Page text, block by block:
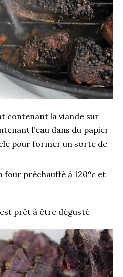
contenant la viande sur
l’eau dans du papier
pour former un sorte de
four préchauffé à 120°c et
prêt à être dégusté